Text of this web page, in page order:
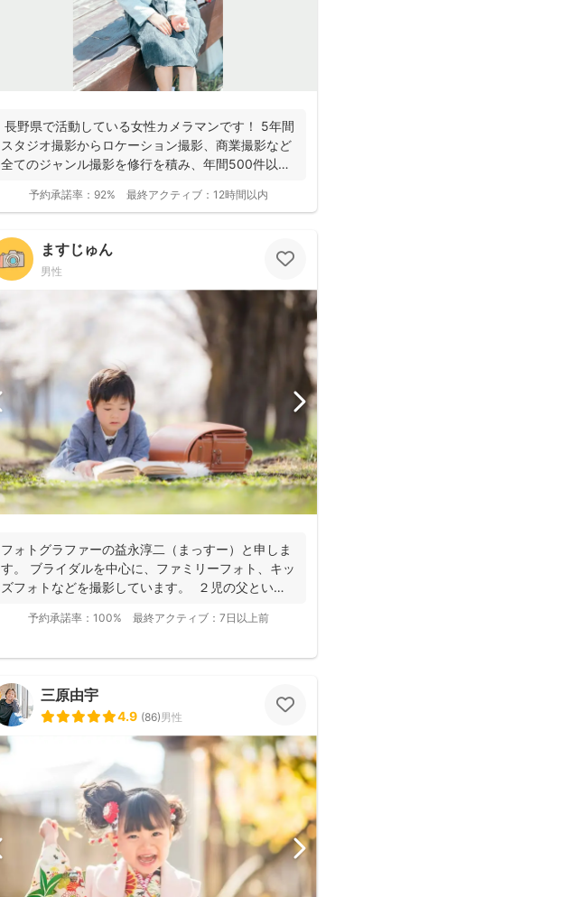
長野県で活動している女性カメラマンです！ 5年間
スタジオ撮影からロケーション撮影、商業撮影など
全てのジャンル撮影を修行を積み、年間500件以上
予約承諾率： 92% 最終アクティブ： 12時間以内
ますじゅん
男性
フォトグラファーの益永淳二（まっすー）と申しま
す。 ブライダルを中心に、ファミリーフォト、キッ
ズフォトなどを撮影しています。 ２児の父という
予約承諾率： 100% 最終アクティブ： 7日以上前
三原由宇
4.9 (86)男性